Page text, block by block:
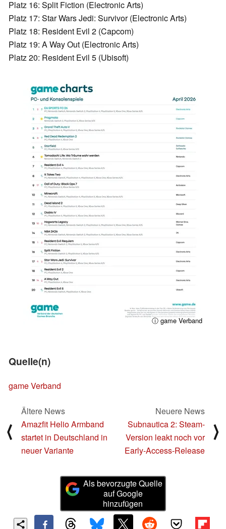
Platz 16: Split Fiction (Electronic Arts)
Platz 17: Star Wars Jedi: Survivor (Electronic Arts)
Platz 18: Resident Evil 2 (Capcom)
Platz 19: A Way Out (Electronic Arts)
Platz 20: Resident Evil 5 (Ubisoft)
ⓘ game Verband
Quelle(n)
game Verband
⟨
Ältere News
Amazfit Helio Armband
startet in Deutschland in
neuer Variante
Neuere News
Subnautica 2: Steam-
Version leakt noch vor
Early-Access-Release
⟩
Als bevorzugte Quelle
auf Google
hinzufügen